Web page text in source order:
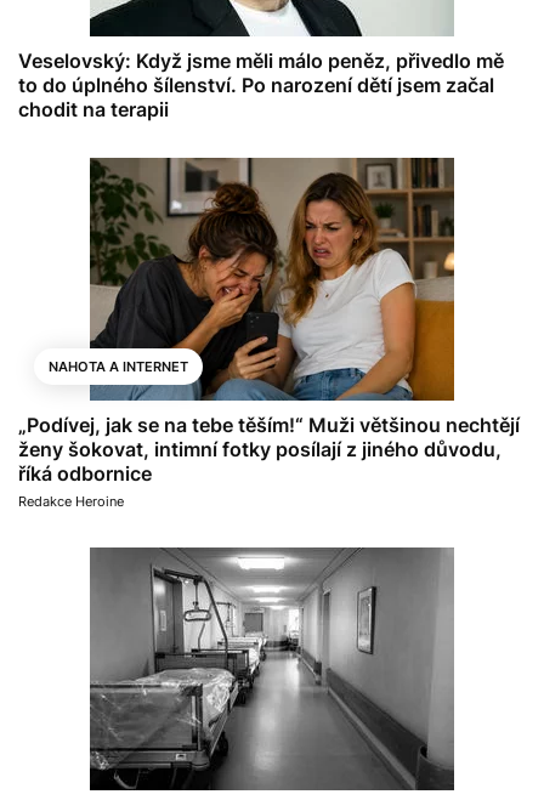
Veselovský: Když jsme měli málo peněz, přivedlo mě
to do úplného šílenství. Po narození dětí jsem začal
chodit na terapii
NAHOTA A INTERNET
„Podívej, jak se na tebe těším!“ Muži většinou nechtějí
ženy šokovat, intimní fotky posílají z jiného důvodu,
říká odbornice
Redakce Heroine